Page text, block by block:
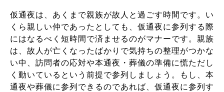
仮通夜は、あくまで親族が故人と過ごす時間です。い
くら親しい仲であったとしても、仮通夜に参列する際
にはなるべく短時間で済ませるのがマナーです。親族
は、故人が亡くなったばかりで気持ちの整理がつかな
い中、訪問者の応対や本通夜・葬儀の準備に慌ただし
く動いているという前提で参列しましょう。もし、本
通夜や葬儀に参列できるのであれば、仮通夜に参列す